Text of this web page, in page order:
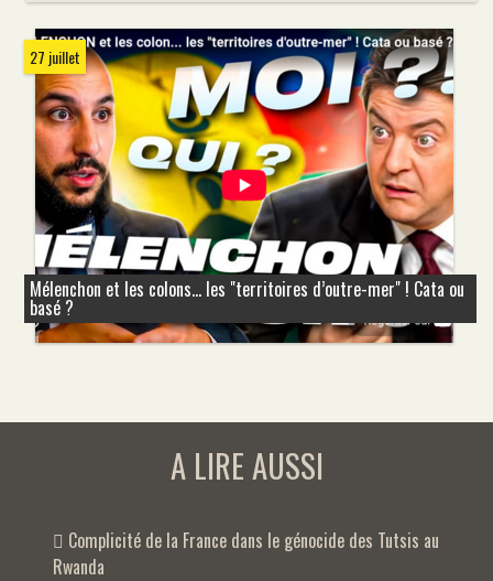
27 juillet
Mélenchon et les colons... les "territoires d’outre-mer" ! Cata ou
basé ?
A LIRE AUSSI
Complicité de la France dans le génocide des Tutsis au
Rwanda